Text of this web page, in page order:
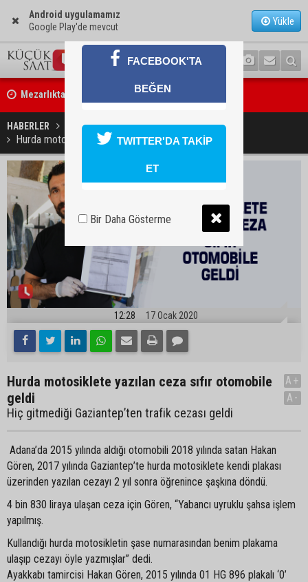
Android uygulamamız
Google Play'de mevcut
Yükle
Mezarlıkta kapkaç yapan 4 şüpheli tutuklandı
Kozan’da 3 aracın karıştığı zincirleme kazada 2 kişi yaralandı
HABERLER YAŞAM
Hurda motosiklete yazılan ceza sıfır otomobile geldi
12:28 17 Ocak 2020
Hurda motosiklete yazılan ceza sıfır otomobile
geldi
Hiç gitmediği Gaziantep’ten trafik cezası geldi
A+
A-
Adana’da 2015 yılında aldığı otomobili 2018 yılında satan Hakan
Gören, 2017 yılında Gaziantep’te hurda motosiklete kendi plakası
üzerinden yazılan cezayı 2 yıl sonra öğrenince şaşkına döndü.
4 bin 830 liraya ulaşan ceza için Gören, “Yabancı uyruklu şahsa işlem
yapılmış.
Kullandığı hurda motosikletin şase numarasından benim plakama
ulaşıp cezayı öyle yazmışlar” dedi.
Ayakkabı tamircisi Hakan Gören, 2015 yılında 01 HG 896 plakalı ‘0’
FACEBOOK'TA
BEĞEN
TWITTER'DA TAKİP
ET
Bir Daha Gösterme